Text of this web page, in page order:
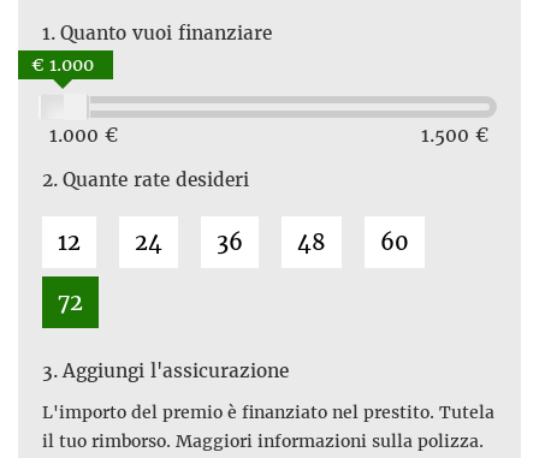
1. Quanto vuoi finanziare
1.000 € 1.500 €
€ 1.000
2. Quante rate desideri
12 24 36 48 60
72
3. Aggiungi l'assicurazione
L'importo del premio è finanziato nel prestito. Tutela
il tuo rimborso. Maggiori informazioni sulla polizza.